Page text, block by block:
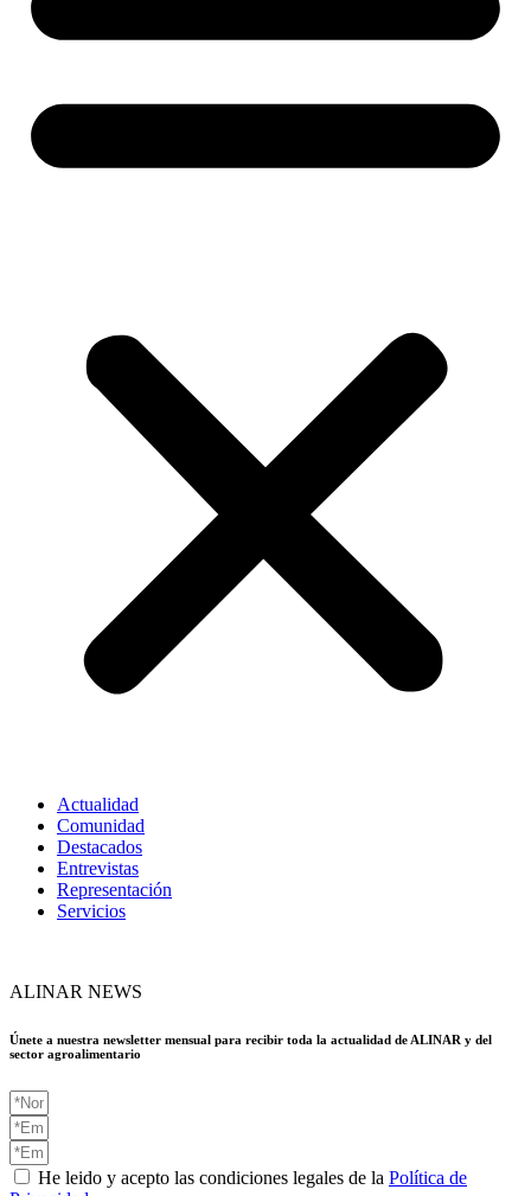
Actualidad
Comunidad
Destacados
Entrevistas
Representación
Servicios
ALINAR NEWS
Únete a nuestra newsletter mensual para recibir toda la actualidad de ALINAR y del
sector agroalimentario
He leido y acepto las condiciones legales de la Política de